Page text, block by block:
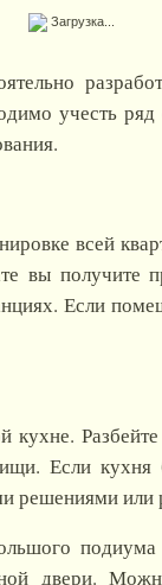
Загрузка...
учесть
всей
вы
Если
кухне.
Если
решениями или
двери.